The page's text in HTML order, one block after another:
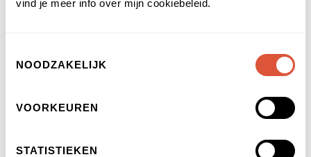
vind je meer info over mijn cookiebeleid.
NOODZAKELIJK
VOORKEUREN
STATISTIEKEN